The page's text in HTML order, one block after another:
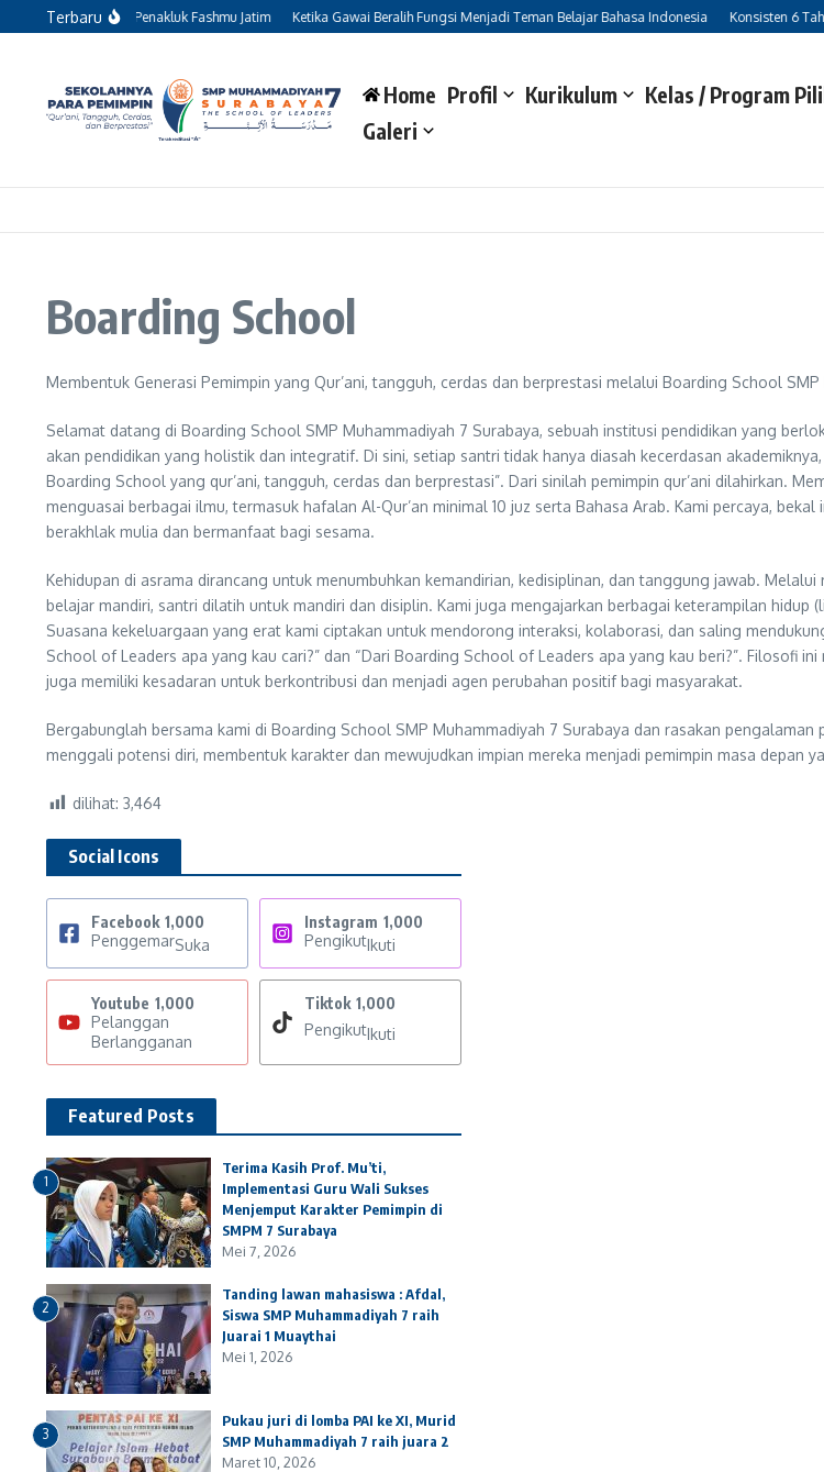
Lewati ke konten
Terbaru
‘Pahlawan Kecil’ Penakluk Fashmu Jatim Ketika Gawai Beralih Fungsi Menjadi Teman Belajar Bahasa Indonesia Konsisten 6 Tahun
Home Profil Kurikulum Kelas / Program
Galeri
Boarding School
Membentuk Generasi Pemimpin yang Qur’ani, tangguh, cerdas dan berprestasi melalui Boarding School
Selamat datang di Boarding School SMP Muhammadiyah 7 Surabaya, sebuah institusi pendidikan yang
akan pendidikan yang holistik dan integratif. Di sini, setiap santri tidak hanya diasah kecerdasan
Boarding School yang qur’ani, tangguh, cerdas dan berprestasi”. Dari sinilah pemimpin qur’ani dilahirkan.
menguasai berbagai ilmu, termasuk hafalan Al-Qur’an minimal 10 juz serta Bahasa Arab. Kami percaya,
berakhlak mulia dan bermanfaat bagi sesama.
Kehidupan di asrama dirancang untuk menumbuhkan kemandirian, kedisiplinan, dan tanggung jawab.
belajar mandiri, santri dilatih untuk mandiri dan disiplin. Kami juga mengajarkan berbagai keterampilan
Suasana kekeluargaan yang erat kami ciptakan untuk mendorong interaksi, kolaborasi, dan saling
School of Leaders apa yang kau cari?” dan “Dari Boarding School of Leaders apa yang kau beri?”. Filosofi
juga memiliki kesadaran untuk berkontribusi dan menjadi agen perubahan positif bagi masyarakat.
Bergabunglah bersama kami di Boarding School SMP Muhammadiyah 7 Surabaya dan rasakan
menggali potensi diri, membentuk karakter dan mewujudkan impian mereka menjadi pemimpin masa depan
dilihat: 3,464
Social Icons
Facebook 1,000
PenggemarSuka
Instagram 1,000
PengikutIkuti
Youtube 1,000
Pelanggan
Berlangganan
Tiktok 1,000
PengikutIkuti
Featured Posts
1
Terima Kasih Prof. Mu’ti,
Implementasi Guru Wali Sukses
Menjemput Karakter Pemimpin di
SMPM 7 Surabaya
Mei 7, 2026
2
Tanding lawan mahasiswa : Afdal,
Siswa SMP Muhammadiyah 7 raih
Juarai 1 Muaythai
Mei 1, 2026
3
Pukau juri di lomba PAI ke XI, Murid
SMP Muhammadiyah 7 raih juara 2
Maret 10, 2026